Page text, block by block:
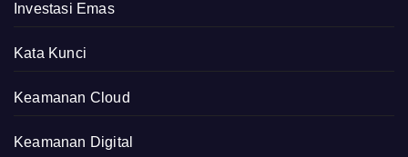
Investasi Emas
Kata Kunci
Keamanan Cloud
Keamanan Digital